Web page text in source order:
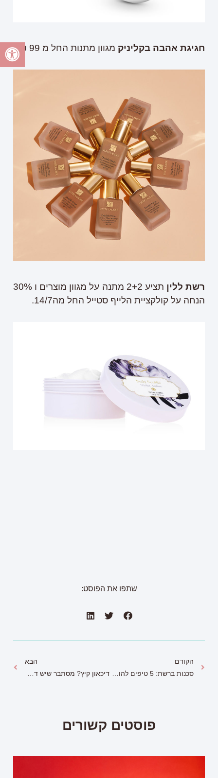
חגיגת אהבה בקליניק מגוון מתנות החל מ 99 ₪
רשת ללין
תציע 2+2 מתנה על מגוון מוצרים ו 30%
הנחה על קולקציית הלייף סטייל החל מה14/7.
שתפו את הפוסט:
הקודם
סכנות ברשת: 5 טיפים להורים מודאגים
הבא
דיכאון קיץ? מסתבר שיש דבר כזה והוא גורם לנו לישון פחות
פוסטים קשורים